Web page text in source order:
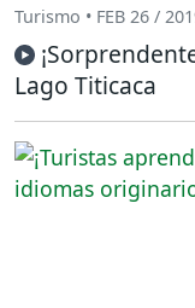
Turismo • FEB 26 /
Lago Titicaca